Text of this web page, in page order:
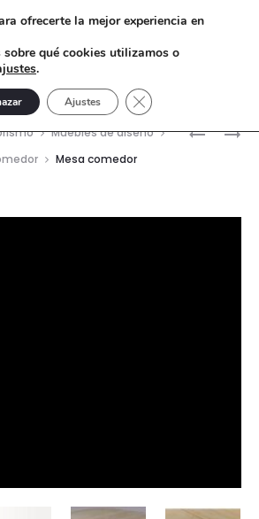
COPA
Muebles de diseño
Mesa comedor
ofrecerte la mejor experiencia en
sobre qué cookies utilizamos o
.
Ajustes Cerrar el banner de